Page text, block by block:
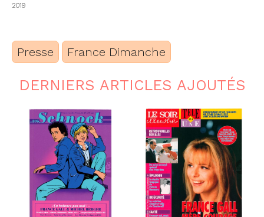
2019
Presse France Dimanche
DERNIERS ARTICLES AJOUTÉS